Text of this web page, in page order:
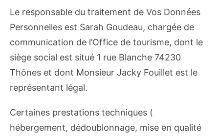
Le responsable du traitement de Vos Données
Personnelles est Sarah Goudeau, chargée de
communication de l’Office de tourisme, dont le
siège social est situé 1 rue Blanche 74230
Thônes et dont Monsieur Jacky Fouillet est le
représentant légal.
Certaines prestations techniques (
hébergement, dédoublonnage, mise en qualité